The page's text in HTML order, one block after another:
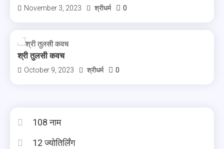
November 3, 2023 श्रीधर्म 0
श्री तुलसी कवच
October 9, 2023 श्रीधर्म 0
108 नाम
12 ज्योतिर्लिंग